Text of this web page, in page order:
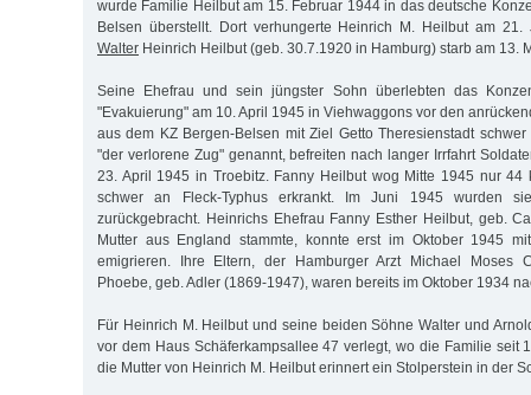
wurde Familie Heilbut am 15. Februar 1944 in das deutsche
Belsen überstellt. Dort verhungerte Heinrich M. Heilbut am
Walter Heinrich Heilbut (geb. 30.7.1920 in Hamburg) starb am 13.
Seine Ehefrau und sein jüngster Sohn überlebten das
"Evakuierung" am 10. April 1945 in Viehwaggons vor den
aus dem KZ Bergen-Belsen mit Ziel Getto Theresienstadt
"der verlorene Zug" genannt, befreiten nach langer Irrfahrt
23. April 1945 in Troebitz. Fanny Heilbut wog Mitte 1945 nur 44
schwer an Fleck-Typhus erkrankt. Im Juni 1945 wurden
zurückgebracht. Heinrichs Ehefrau Fanny Esther Heilbut, geb.
Mutter aus England stammte, konnte erst im Oktober 1945
emigrieren. Ihre Eltern, der Hamburger Arzt Michael Moses
Phoebe, geb. Adler (1869-1947), waren bereits im Oktober 1934
Für Heinrich M. Heilbut und seine beiden Söhne Walter und
vor dem Haus Schäferkampsallee 47 verlegt, wo die Familie seit
die Mutter von Heinrich M. Heilbut erinnert ein Stolperstein in der